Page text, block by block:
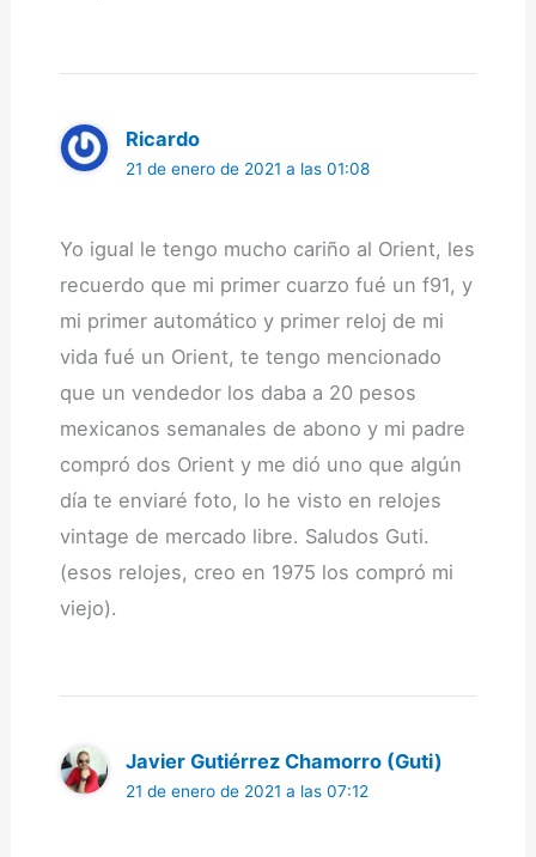
Ricardo
21 de enero de 2021 a las 01:08
Yo igual le tengo mucho cariño al Orient, les
recuerdo que mi primer cuarzo fué un f91, y
mi primer automático y primer reloj de mi
vida fué un Orient, te tengo mencionado
que un vendedor los daba a 20 pesos
mexicanos semanales de abono y mi padre
compró dos Orient y me dió uno que algún
día te enviaré foto, lo he visto en relojes
vintage de mercado libre. Saludos Guti.
(esos relojes, creo en 1975 los compró mi
viejo).
Javier Gutiérrez Chamorro (Guti)
21 de enero de 2021 a las 07:12